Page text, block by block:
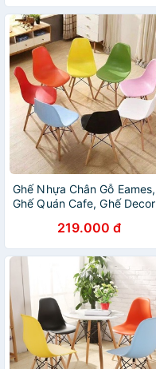
Ghế Nhựa Chân Gỗ Eames,
Ghế Quán Cafe, Ghế Decor
219.000 đ